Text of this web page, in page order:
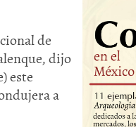
de
dijo
este
a